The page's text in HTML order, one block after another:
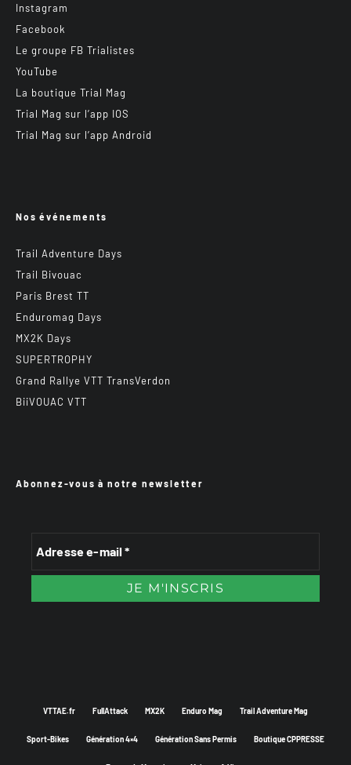
Instagram
Facebook
Le groupe FB Trialistes
YouTube
La boutique Trial Mag
Trial Mag sur l’app IOS
Trial Mag sur l’app Android
Nos événements
Trail Adventure Days
Trail Bivouac
Paris Brest TT
Enduromag Days
MX2K Days
SUPERTROPHY
Grand Rallye VTT TransVerdon
BiiVOUAC VTT
Abonnez-vous à notre newsletter
VTTAE.fr FullAttack MX2K Enduro Mag Trail Adventure Mag
Sport-Bikes Génération 4×4 Génération Sans Permis Boutique CPPRESSE